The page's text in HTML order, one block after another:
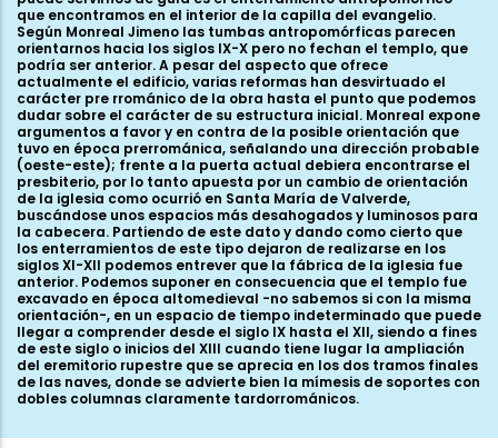
que encontramos en el interior de la capilla del evangelio.
Según Monreal Jimeno las tumbas antropomórficas parecen
orientarnos hacia los siglos IX-X pero no fechan el templo, que
podría ser anterior. A pesar del aspecto que ofrece
actualmente el edificio, varias reformas han desvirtuado el
carácter pre rrománico de la obra hasta el punto que podemos
dudar sobre el carácter de su estructura inicial. Monreal expone
argumentos a favor y en contra de la posible orientación que
tuvo en época prerrománica, señalando una dirección probable
(oeste-este); frente a la puerta actual debiera encontrarse el
presbiterio, por lo tanto apuesta por un cambio de orientación
de la iglesia como ocurrió en Santa María de Valverde,
buscándose unos espacios más desahogados y luminosos para
la cabecera. Partiendo de este dato y dando como cierto que
los enterramientos de este tipo dejaron de realizarse en los
siglos XI-XII podemos entrever que la fábrica de la iglesia fue
anterior. Podemos suponer en consecuencia que el templo fue
excavado en época altomedieval -no sabemos si con la misma
orientación-, en un espacio de tiempo indeterminado que puede
llegar a comprender desde el siglo IX hasta el XII, siendo a fines
de este siglo o inicios del XIII cuando tiene lugar la ampliación
del eremitorio rupestre que se aprecia en los dos tramos finales
de las naves, donde se advierte bien la mímesis de soportes con
dobles columnas claramente tardorrománicos.